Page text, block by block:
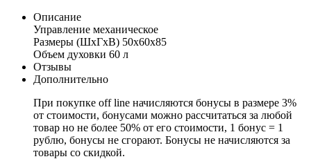
Описание
Управление механическое
Размеры (ШхГхВ) 50x60x85
Объем духовки 60 л
Отзывы
Дополнительно
При покупке off line начисляются бонусы в размере 3%
от стоимости, бонусами можно рассчитаться за любой
товар но не более 50% от его стоимости, 1 бонус = 1
рублю, бонусы не сгорают. Бонусы не начисляются за
товары со скидкой.